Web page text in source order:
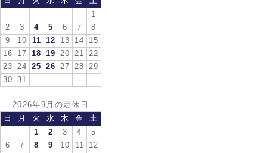
1
2
3 4 5 6 7
8
9
10 11 12 13 14
15
16
17 18 19 20 21
22
23
24 25 26 27 28
29
30
31
2026年9月の定休日
日
月 火 水 木 金
土
1
2 3 4
5
6
7 8 9 10 11
12